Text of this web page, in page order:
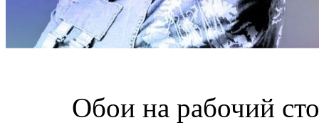
Обои на рабочий